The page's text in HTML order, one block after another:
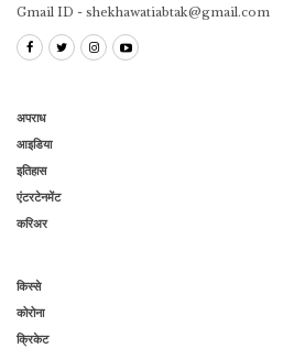
Gmail ID - shekhawatiabtak@gmail.com
अपराध
आइडिया
इतिहास
एंटरटेनमेंट
करिअर
किस्से
कोरोना
क्रिकेट